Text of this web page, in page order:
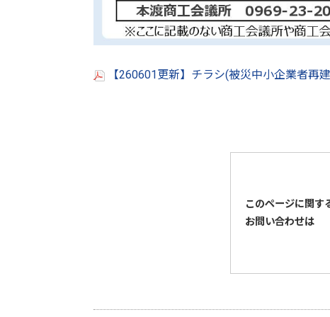
【260601更新】チラシ(被災中小企業者再
このページに関す
お問い合わせは